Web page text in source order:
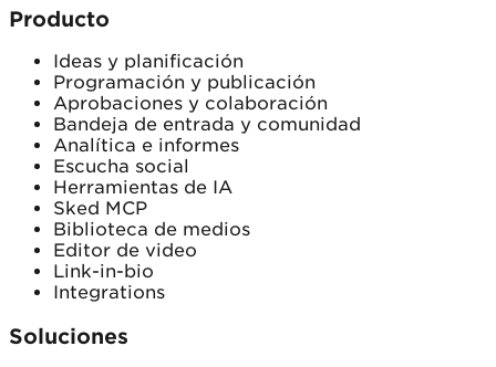
Producto
Ideas y planificación
Programación y publicación
Aprobaciones y colaboración
Bandeja de entrada y comunidad
Analítica e informes
Escucha social
Herramientas de IA
Sked MCP
Biblioteca de medios
Editor de video
Link-in-bio
Integrations
Soluciones